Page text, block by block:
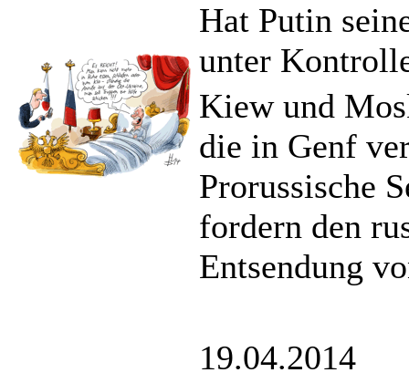
Hat Putin
unter
Kiew und
die in Genf
Prorussische
fordern den
Entsendung
19.04.2014